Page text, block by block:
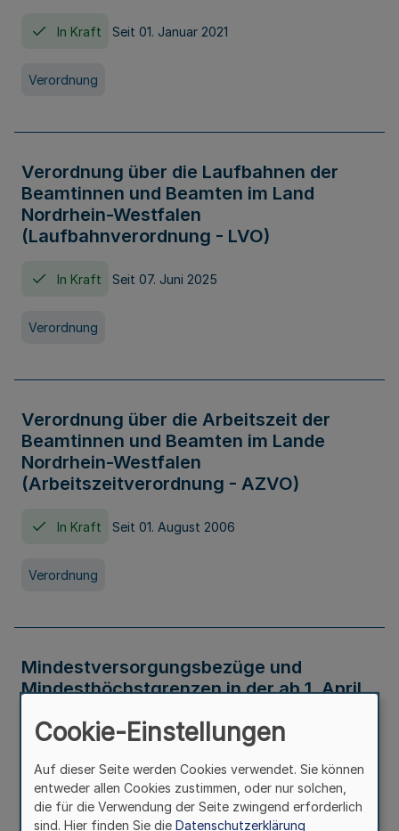
In Kraft Seit 01. Januar 2021
Verordnung
Verordnung über die Laufbahnen der
Beamtinnen und Beamten im Land
Nordrhein-Westfalen
(Laufbahnverordnung - LVO)
In Kraft Seit 07. Juni 2025
Verordnung
Verordnung über die Arbeitszeit der
Beamtinnen und Beamten im Lande
Nordrhein-Westfalen
(Arbeitszeitverordnung - AZVO)
In Kraft Seit 01. August 2006
Verordnung
Mindestversorgungsbezüge und
Mindesthöchstgrenzen in der ab 1. April
Verwaltungsvorschrift
Cookie-Einstellungen
Auf dieser Seite werden Cookies verwendet. Sie können
entweder allen Cookies zustimmen, oder nur solchen,
die für die Verwendung der Seite zwingend erforderlich
sind. Hier finden Sie die Datenschutzerklärung